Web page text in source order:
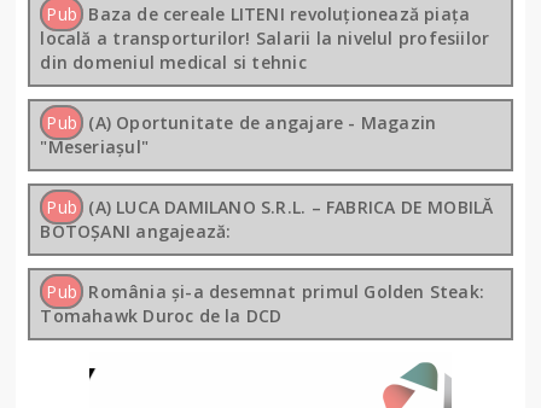
Pub Baza de cereale LITENI revoluționează piața
locală a transporturilor! Salarii la nivelul profesiilor
din domeniul medical si tehnic
Pub (A) Oportunitate de angajare - Magazin
"Meseriașul"
Pub (A) LUCA DAMILANO S.R.L. – FABRICA DE MOBILĂ
BOTOȘANI angajează:
Pub România și-a desemnat primul Golden Steak:
Tomahawk Duroc de la DCD